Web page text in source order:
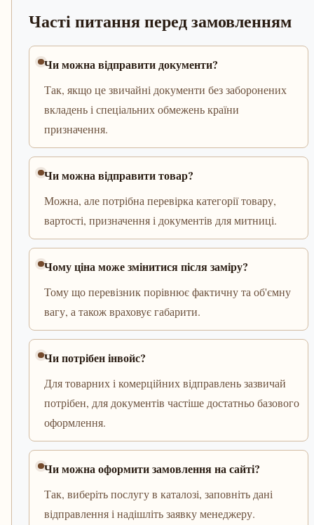
Часті питання перед замовленням
Чи можна відправити документи?
Так, якщо це звичайні документи без заборонених
вкладень і спеціальних обмежень країни
призначення.
Чи можна відправити товар?
Можна, але потрібна перевірка категорії товару,
вартості, призначення і документів для митниці.
Чому ціна може змінитися після заміру?
Тому що перевізник порівнює фактичну та об'ємну
вагу, а також враховує габарити.
Чи потрібен інвойс?
Для товарних і комерційних відправлень зазвичай
потрібен, для документів частіше достатньо базового
оформлення.
Чи можна оформити замовлення на сайті?
Так, виберіть послугу в каталозі, заповніть дані
відправлення і надішліть заявку менеджеру.